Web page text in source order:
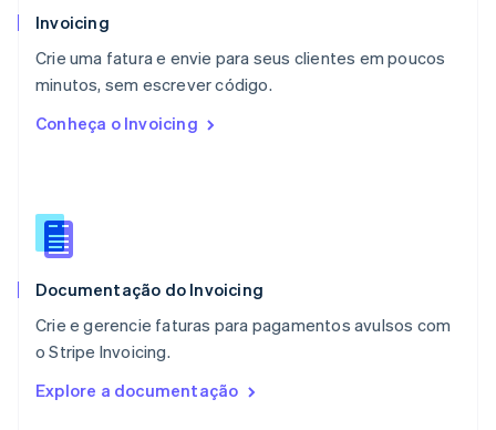
Invoicing
Crie uma fatura e envie para seus clientes em poucos
minutos, sem escrever código.
Conheça o Invoicing
Documentação do Invoicing
Crie e gerencie faturas para pagamentos avulsos com
o Stripe Invoicing.
Explore a documentação
Noruega
English
Nova Zelândia
English
NederlandsEnglish
Português
RAE de Hong Kong, China
Reino Unido
República Tcheca
English
English